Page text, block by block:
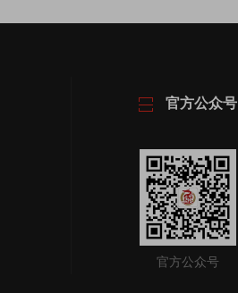
官方公众号
官方公众号